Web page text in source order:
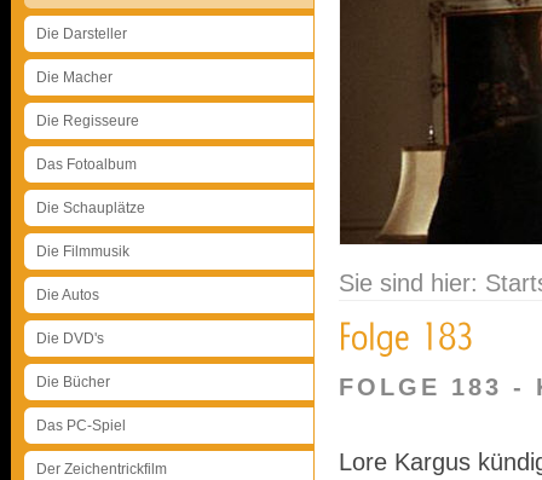
Die Darsteller
Die Macher
Die Regisseure
Das Fotoalbum
Die Schauplätze
Die Filmmusik
Die Autos
Die DVD's
Die Bücher
Das PC-Spiel
Der Zeichentrickfilm
Sie sind hier:
FOLGE 183 -
Lore Kargus